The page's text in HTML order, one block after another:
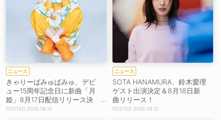
ニュース
きゃりーぱみゅぱみゅ、デビ
ュー15周年記念日に新曲「月
姫」8月17日配信リリース決
定！
2026.08.10
ニュース
SOTA HANAMURA、鈴木愛理
ゲスト出演決定＆8月18日新
曲リリース！
2026.08.10